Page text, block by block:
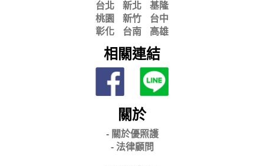
台北 新北
基隆
桃園
新竹
台中
彰化
台南 高雄
相關連結
關於
- 關於優照護
- 法律顧問